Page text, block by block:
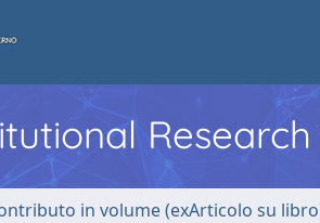
in volume (exArticolo su